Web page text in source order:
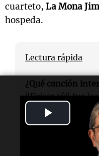
Video
cuarteto, La Mona
hospeda.
Lectura rápida
¿Qué canción
"Fuiste tú" fue la
Arjona
Euge
escenario.
¿Dónde se llevó a